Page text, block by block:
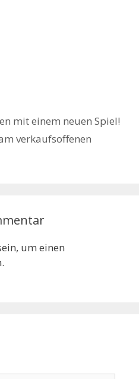
mit einem neuen Spiel!
verkaufsoffenen
um einen